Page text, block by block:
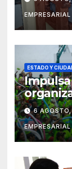
entrega
EMPRESARIAL
ESTADO Y
Mérida
social
6
EMPRESARIAL